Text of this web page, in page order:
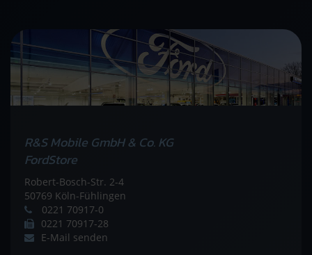
R&S Mobile GmbH & Co. KG
FordStore
Robert-Bosch-Str. 2-4
50769 Köln-Fühlingen
0221 70917-0
0221 70917-28
E-Mail senden